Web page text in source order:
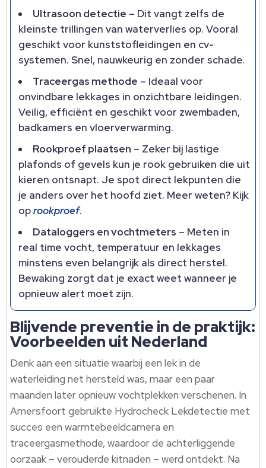
Ultrasoon detectie – Dit vangt zelfs de
kleinste trillingen van waterverlies op. Vooral
geschikt voor kunststofleidingen en cv-
systemen. Snel, nauwkeurig en zonder schade.
Traceergas methode – Ideaal voor
onvindbare lekkages in onzichtbare leidingen.
Veilig, efficiënt en geschikt voor zwembaden,
badkamers en vloerverwarming.
Rookproef plaatsen – Zeker bij lastige
plafonds of gevels kun je rook gebruiken die uit
kieren ontsnapt. Je spot direct lekpunten die
je anders over het hoofd ziet. Meer weten? Kijk
oprookproef.
Dataloggers en vochtmeters – Meten in
real time vocht, temperatuur en lekkages
minstens even belangrijk als direct herstel.
Bewaking zorgt dat je exact weet wanneer je
opnieuw alert moet zijn.
Blijvende preventie in de praktijk:
Voorbeelden uit Nederland
Denk aan een situatie waarbij een lek in de
waterleiding net hersteld was, maar een paar
maanden later opnieuw vochtplekken verschenen. In
Amersfoort gebruikte Hydrocheck Lekdetectie met
succes een warmtebeeldcamera en
traceergasmethode, waardoor de achterliggende
oorzaak – verouderde kitnaden – werd ontdekt. Na